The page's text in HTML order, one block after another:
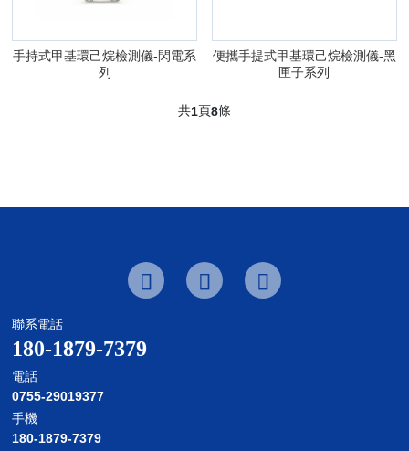
手持式甲基環己烷檢測儀-閃電系
列
便攜手提式甲基環己烷檢測儀-黑
匣子系列
共1頁8條
聯系電話
180-1879-7379
電話
0755-29019377
手機
180-1879-7379